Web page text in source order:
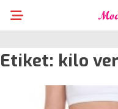
Etiket: kilo